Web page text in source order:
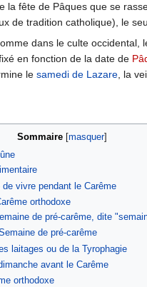
la fête de Pâques que se
de tradition catholique), le
dans le culte
en fonction de la date de
le samedi de Lazare, la
Sommaire masquer]
de vivre pendant le Carême
orthodoxe
de pré-carême, dite
de pré-carême
laitages ou de la Tyrophagie
avant le Carême
orthodoxe